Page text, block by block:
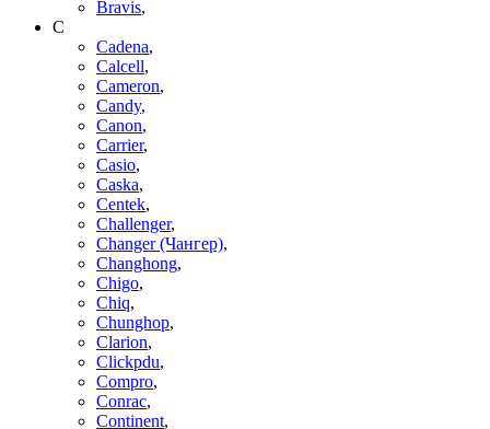
Bravis,
C
Cadena,
Calcell,
Cameron,
Candy,
Canon,
Carrier,
Casio,
Caska,
Centek,
Challenger,
Changer (Чангер),
Changhong,
Chigo,
Chiq,
Chunghop,
Clarion,
Clickpdu,
Compro,
Conrac,
Continent,